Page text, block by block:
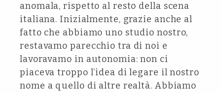
anomala, rispetto al resto della scena
italiana. Inizialmente, grazie anche al
fatto che abbiamo uno studio nostro,
restavamo parecchio tra di noi e
lavoravamo in autonomia: non ci
piaceva troppo l’idea di legare il nostro
nome a quello di altre realtà. Abbiamo